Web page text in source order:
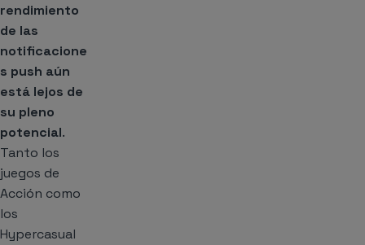
rendimiento
de las
notificacione
s push aún
está lejos de
su pleno
potencial.
Tanto los
juegos de
Acción como
los
Hypercasual